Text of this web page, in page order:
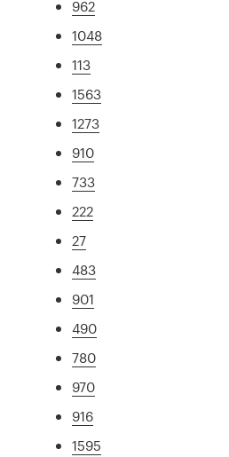
962
1048
113
1563
1273
910
733
222
27
483
901
490
780
970
916
1595